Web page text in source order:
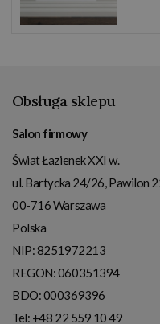
Obsługa sklepu
Salon firmowy
Świat Łazienek XXI w.
ul. Bartycka 24/26, Pawilon
00-716Warszawa
Polska
NIP:8251972213
REGON: 060351394
BDO: 000369396
Tel: +48 22 559 10 49